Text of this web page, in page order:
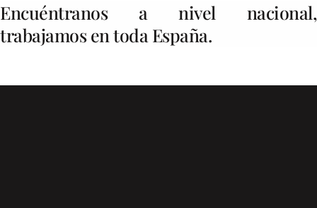
Encuéntranos a nivel nacional,
trabajamos en toda España.